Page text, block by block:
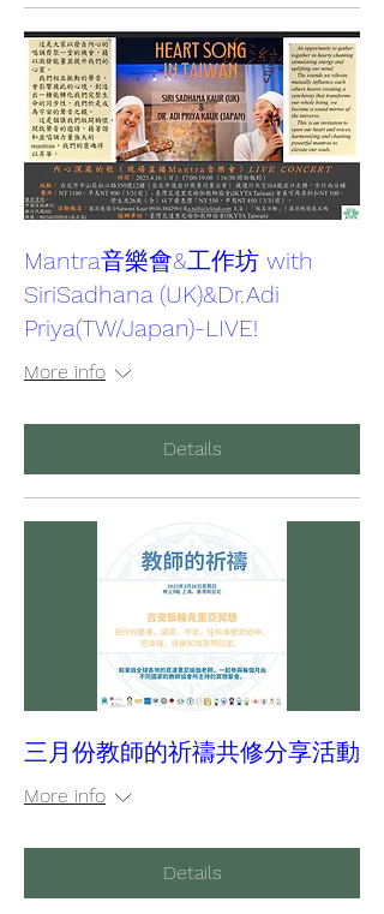
Mantra音樂會&工作坊 with
SiriSadhana (UK)&Dr.Adi
Priya(TW/Japan)-LIVE!
More info
Details
三月份教師的祈禱共修分享活動
More info
Details